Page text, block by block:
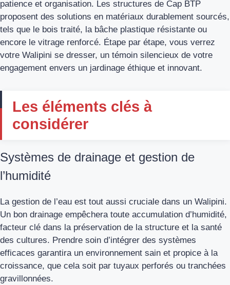
patience et organisation. Les structures de Cap BTP
proposent des solutions en matériaux durablement sourcés,
tels que le bois traité, la bâche plastique résistante ou
encore le vitrage renforcé. Étape par étape, vous verrez
votre Walipini se dresser, un témoin silencieux de votre
engagement envers un jardinage éthique et innovant.
Les éléments clés à
considérer
Systèmes de drainage et gestion de
l’humidité
La gestion de l’eau est tout aussi cruciale dans un Walipini.
Un bon drainage empêchera toute accumulation d’humidité,
facteur clé dans la préservation de la structure et la santé
des cultures. Prendre soin d’intégrer des systèmes
efficaces garantira un environnement sain et propice à la
croissance, que cela soit par tuyaux perforés ou tranchées
gravillonnées.